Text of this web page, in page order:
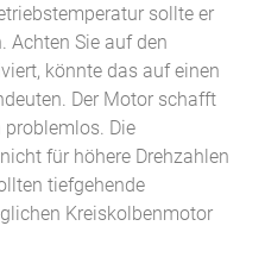
sollte er
Achten Sie auf den
könnte das auf einen
Der Motor schafft
Die
für höhere Drehzahlen
tiefgehende
Kreiskolbenmotor